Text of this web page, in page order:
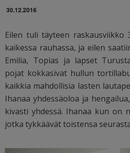
30.12.2016
Eilen tuli täyteen raskausviikko
kaikessa rauhassa, ja eilen
Emilia, Topias ja lapset
pojat kokkasivat hullun
kaikkia mahdollisia lasten
Ihanaa yhdessäoloa ja
kivasti yhdessä. Ihanaa kun on
jotka tykkäävät toistensa